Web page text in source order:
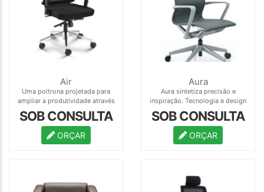
Air
Uma poltrona projetada para
ampliar a produtividade através
do bem-estar.
SOB CONSULTA
ORÇAR
Aura
Aura sintetiza precisão e
inspiração. Tecnologia e design
contemporâneo.
SOB CONSULTA
ORÇAR